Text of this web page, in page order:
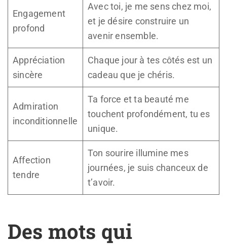
Engagement
profond
Avec toi, je me sens chez moi,
et je désire construire un
avenir ensemble.
Appréciation
sincère
Chaque jour à tes côtés est un
cadeau que je chéris.
Admiration
inconditionnelle
Ta force et ta beauté me
touchent profondément, tu es
unique.
Affection
tendre
Ton sourire illumine mes
journées, je suis chanceux de
t’avoir.
Des mots qui